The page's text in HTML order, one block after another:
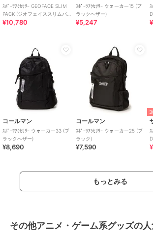
ｽﾎﾟｰﾂｱｸｾｻﾘｰ GEOFACE SLIM
PACK (ジオフェイススリムパ
ック)
¥10,780
ｽﾎﾟｰﾂｱｸｾｻﾘｰ ウォーカー15 (ブ
ラックヘザー)
¥5,247
コールマン
ｽﾎﾟｰﾂｱｸｾｻﾘｰ ウォーカー33 (ブ
ラックヘザー)
¥8,690
コールマン
ｽﾎﾟｰﾂｱｸｾｻﾘｰ ウォーカー25 (ブ
ラック)
¥7,590
もっとみる
その他アニメ・ゲーム系グッズの